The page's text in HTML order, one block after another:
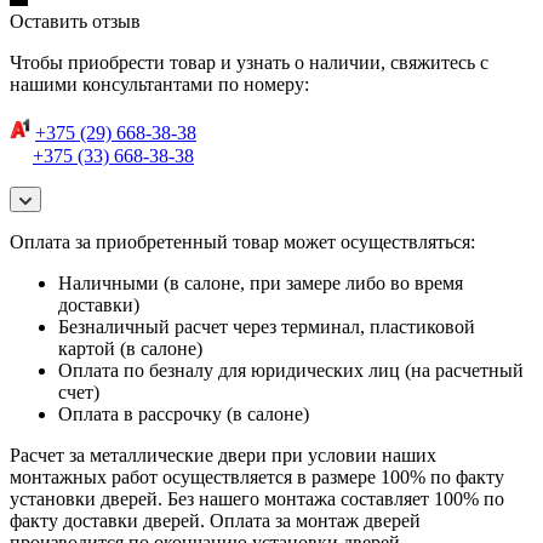
Оставить отзыв
Чтобы приобрести товар и узнать о наличии, свяжитесь с
нашими консультантами по номеру:
+375 (29) 668-38-38
+375 (33) 668-38-38
Оплата за приобретенный товар может осуществляться:
Наличными (в салоне, при замере либо во время
доставки)
Безналичный расчет через терминал, пластиковой
картой (в салоне)
Оплата по безналу для юридических лиц (на расчетный
счет)
Оплата в рассрочку (в салоне)
Расчет за металлические двери при условии наших
монтажных работ осуществляется в размере 100% по факту
установки дверей. Без нашего монтажа составляет 100% по
факту доставки дверей. Оплата за монтаж дверей